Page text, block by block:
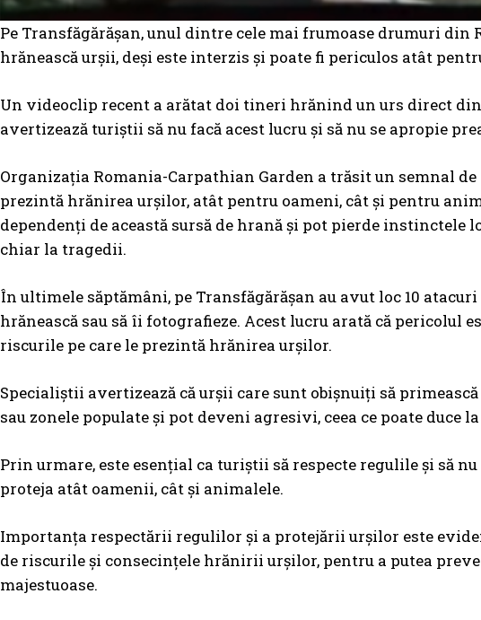
Pe Transfăgărășan, unul dintre cele mai frumoase drumuri
hrănească urșii, deși este interzis și poate fi periculos atât
Un videoclip recent a arătat doi tineri hrănind un urs direct
avertizează turiștii să nu facă acest lucru și să nu se apropie
Organizația Romania-Carpathian Garden a trăsit un semnal
prezintă hrănirea urșilor, atât pentru oameni, cât și pentru
dependenți de această sursă de hrană și pot pierde instinctele
chiar la tragedii.
În ultimele săptămâni, pe Transfăgărășan au avut loc 10
hrănească sau să îi fotografieze. Acest lucru arată că pericolul
riscurile pe care le prezintă hrănirea urșilor.
Specialiștii avertizează că urșii care sunt obișnuiți să
sau zonele populate și pot deveni agresivi, ceea ce poate duce
Prin urmare, este esențial ca turiștii să respecte regulile și să
proteja atât oamenii, cât și animalele.
Importanța respectării regulilor și a protejării urșilor este
de riscurile și consecințele hrănirii urșilor, pentru a putea
majestuoase.